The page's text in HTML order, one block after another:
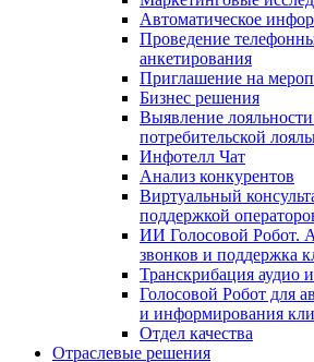
Автоматическое
Проведение
анкетирования
Приглашение на
Бизнес решения
Выявление
потребительской
Инфотелл Чат
Анализ конкурентов
Виртуальный
поддержкой
ИИ Голосовой Робот.
звонков и поддержка
Транскрибация аудио
Голосовой Робот для
и информирования
Отдел качества
Отраслевые решения